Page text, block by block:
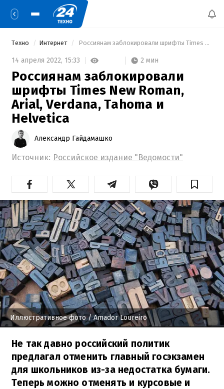
Техно Интернет Россиянам заблокировали шрифты Times New Roman, Arial, Verdana, Tahoma и Helvetica
14 апреля 2022, 15:33 2 мин
Россиянам заблокировали
шрифты Times New Roman,
Arial, Verdana, Tahoma и
Helvetica
Александр Гайдамашко
Источник: Российское издание "Ведомости"
Иллюстративное фото/ Amador Loureiro
Не так давно российский политик
предлагал отменить главный госэкзамен
для школьников из-за недостатка бумаги.
Теперь можно отменять и курсовые и